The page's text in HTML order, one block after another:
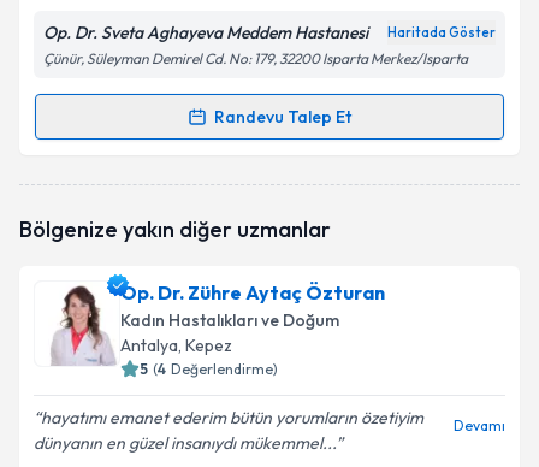
Kişisel verilerimin işlenmesine ilişkinAydınlatma
Metni'ni okudum ve kişisel verilerimin belirtilen
kapsamda işlenmesini kabul ediyorum.
Takvim Talebini Gönder
Op. Dr. Sveta Aghayeva Meddem Hastanesi Haritada Göster
Çünür, Süleyman Demirel Cd. No: 179, 32200 Isparta Merkez/Isparta
Randevu Talep Et
Randevu Takvimi Talebi
oluşturun. Size bu uzmandan randevu almanız için bir
E-posta Adresiniz
Kişisel verilerimin işlenmesine ilişkinAydınlatma
Metni'ni okudum ve kişisel verilerimin belirtilen
Bölgenize yakın diğer uzmanlar
Op. Dr. Zühre Aytaç Özturan
Kadın Hastalıkları ve Doğum
Antalya, Kepez
5 (4 Değerlendirme)
hayatımı emanet ederim bütün yorumların özetiyim
dünyanın en güzel insanıydı mükemmel...
Devamı